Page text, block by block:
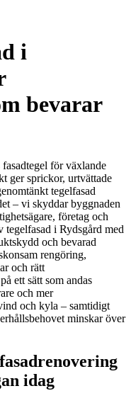
i
bevarar
för växlande
ger sprickor, urtvättade
tegelfasad
– vi skyddar byggnaden
företag och
tegelfasad i Rydsgård med
och bevarad
rengöring,
och rätt
ett sätt som andas
och mer
och kyla – samtidigt
minskar över
idag